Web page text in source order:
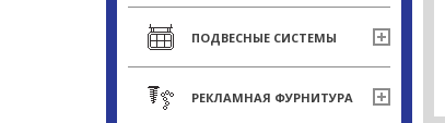
ПОДВЕСНЫЕ СИСТЕМЫ
РЕКЛАМНАЯ ФУРНИТУРА